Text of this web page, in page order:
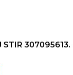
STIR 307095613.